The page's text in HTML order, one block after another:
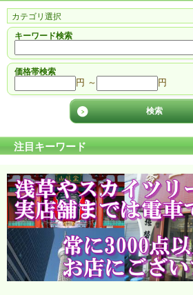
キーワード検索
価格帯検索
円 ～ 円
注目キーワード